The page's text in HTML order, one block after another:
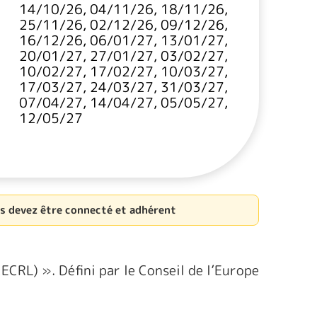
14/10/26, 04/11/26, 18/11/26,
25/11/26, 02/12/26, 09/12/26,
16/12/26, 06/01/27, 13/01/27,
20/01/27, 27/01/27, 03/02/27,
10/02/27, 17/02/27, 10/03/27,
17/03/27, 24/03/27, 31/03/27,
07/04/27, 14/04/27, 05/05/27,
12/05/27
devez être connecté et adhérent
». Défini par le Conseil de l’Europe